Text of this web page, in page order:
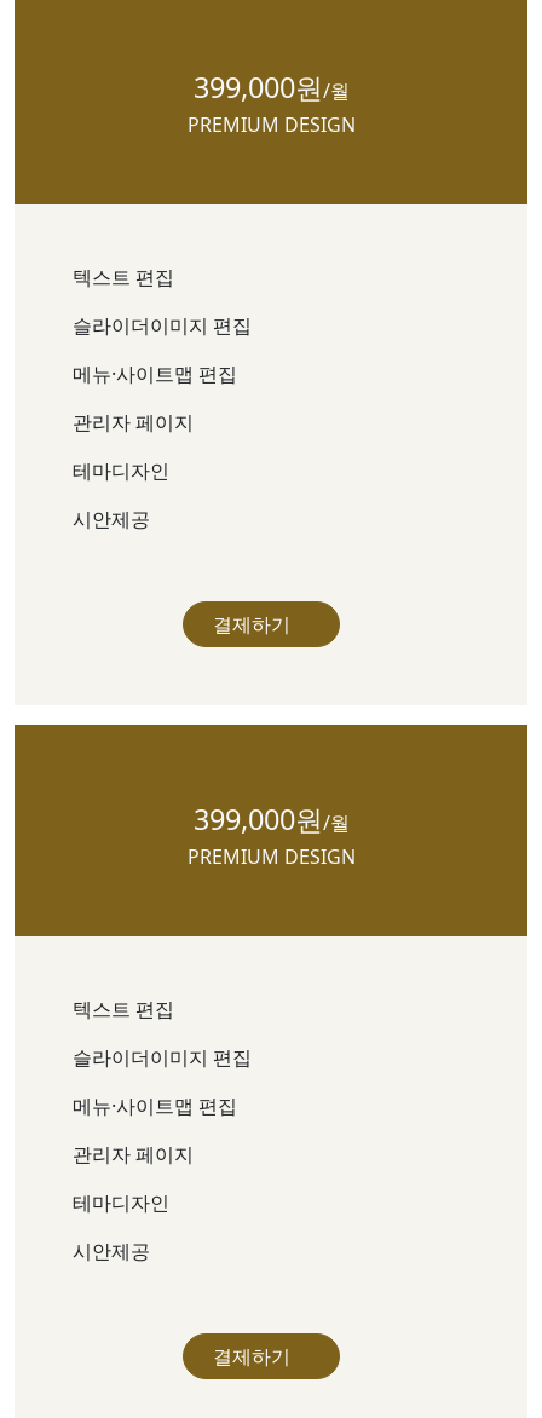
399,000원/월
PREMIUM DESIGN
텍스트 편집
슬라이더이미지 편집
메뉴·사이트맵 편집
관리자 페이지
테마디자인
시안제공
결제하기
399,000원/월
PREMIUM DESIGN
텍스트 편집
슬라이더이미지 편집
메뉴·사이트맵 편집
관리자 페이지
테마디자인
시안제공
결제하기